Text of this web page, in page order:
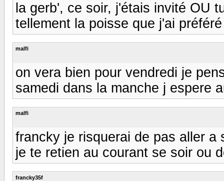
la gerb', ce soir, j'étais invité OU
tellement la poisse que j'ai
malfi
on vera bien pour vendredi je
samedi dans la manche j espere
malfi
francky je risquerai de pas aller a
je te retien au courant se soir ou
francky35f